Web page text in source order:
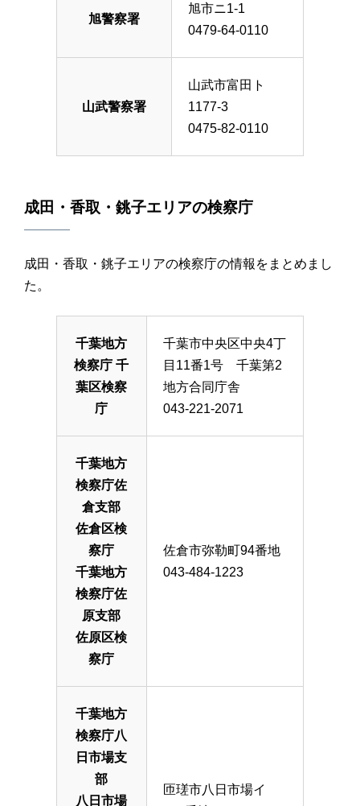
旭警察署
旭市ニ1-1
0479-64-0110
山武警察署
山武市富田ト
1177-3
0475-82-0110
成田・香取・銚子エリアの検察庁
成田・香取・銚子エリアの検察庁の情報をまとめまし
た。
千葉地方
検察庁 千
葉区検察
庁
千葉市中央区中央4丁
目11番1号 千葉第2
地方合同庁舎
043-221-2071
千葉地方
検察庁佐
倉支部
佐倉区検
察庁
千葉地方
検察庁佐
原支部
佐原区検
察庁
佐倉市弥勒町94番地
043-484-1223
千葉地方
検察庁八
日市場支
部
八日市場
匝瑳市八日市場イ